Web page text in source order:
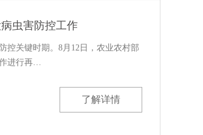
虫害防控工作
控关键时期。8月12日，农业农村部
进行再…
了解详情